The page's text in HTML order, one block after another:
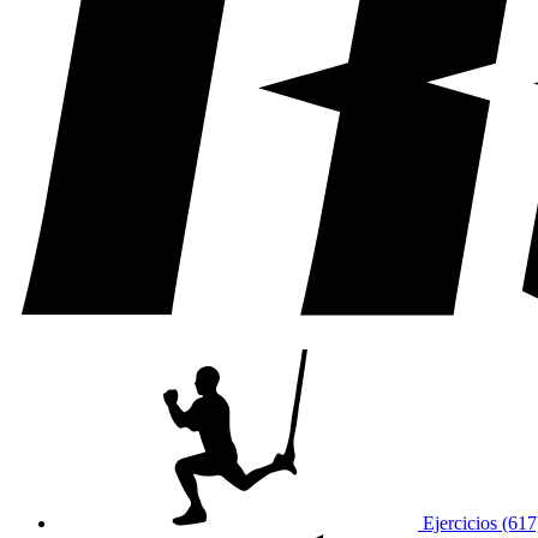
Ejercicios